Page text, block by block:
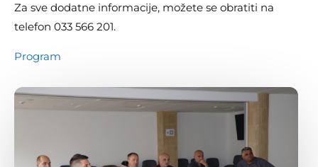
Za sve dodatne informacije, možete se obratiti na
telefon 033 566 201.
Program